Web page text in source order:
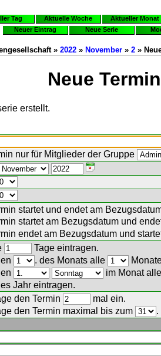
Tag Aktuelle Woche Aktueller Monat
Neuer Eintrag
Neue Serie
» 2022 » November » 2 »
Neue
erstellt.
nur für Mitglieder der Gruppe
startet und endet am
startet am Bezugsdatum und
endet am Bezugsdatum und
Tage eintragen.
. des Monats alle
im Monat alle
Jahr eintragen.
den Termin
mal ein.
den Termin maximal bis zum
.